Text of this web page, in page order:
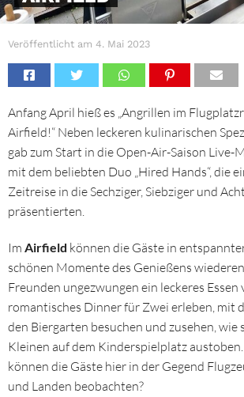
Veröffentlicht am 4. Mai 2023
Anfang April hieß es „Angrillen im
Airfield!“ Neben leckeren kulinarischen
gab zum Start in die Open-Air-Saison Live-
mit dem beliebten Duo „Hired Hands“, die
Zeitreise in die Sechziger, Siebziger und
präsentierten.
Im Airfield können die Gäste in
schönen Momente des Genießens
Freunden ungezwungen ein leckeres Essen
romantisches Dinner für Zwei erleben, mit
den Biergarten besuchen und zusehen, wie
Kleinen auf dem Kinderspielplatz
können die Gäste hier in der Gegend
und Landen beobachten?